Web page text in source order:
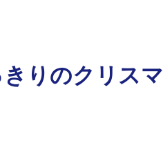
りのクリスマ